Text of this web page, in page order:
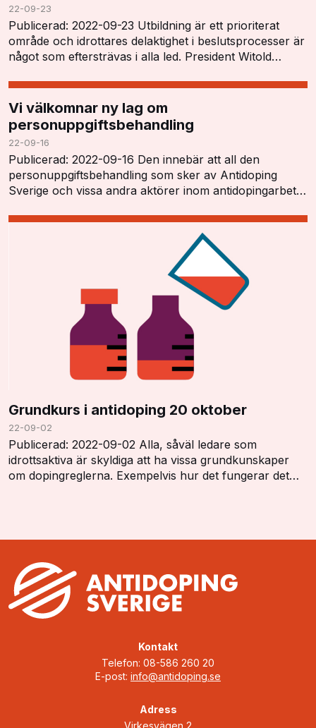
22-09-23
Publicerad: 2022-09-23 Utbildning är ett prioriterat
område och idrottares delaktighet i beslutsprocesser är
något som eftersträvas i alla led. President Witold
Vi välkomnar ny lag om
personuppgiftsbehandling
22-09-16
Publicerad: 2022-09-16 Den innebär att all den
personuppgiftsbehandling som sker av Antidoping
Sverige och vissa andra aktörer inom antidopingarbetet
Grundkurs i antidoping 20 oktober
22-09-02
Publicerad: 2022-09-02 Alla, såväl ledare som
idrottsaktiva är skyldiga att ha vissa grundkunskaper
om dopingreglerna. Exempelvis hur det fungerar det
Kontakt
Telefon: 08-586 260 20
E-post: info@antidoping.se
Adress